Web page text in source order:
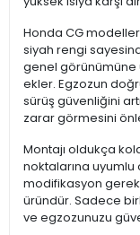
Honda CG
siyah rengi
genel görünümüne
ekler. Egzozun
sürüş güvenliğini
zarar görmesini
Montajı oldukça
noktalarına uyumlu
modifikasyon
üründür. Sadece
ve egzozunuzu